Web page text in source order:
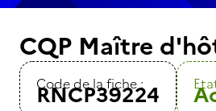
CQP Maître
Code de la fiche :
RNCP39224